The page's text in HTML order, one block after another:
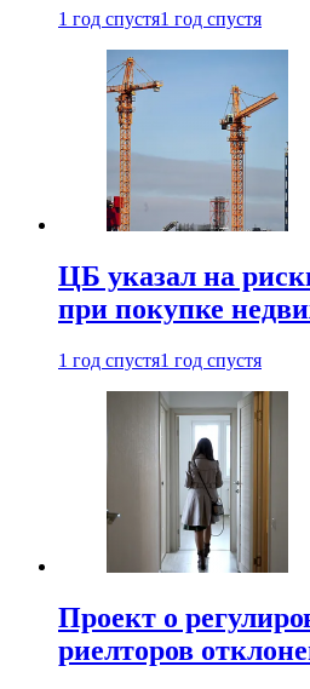
1 год спустя1 год спустя
ЦБ указал на
при покупке
1 год спустя1 год спустя
Проект о
риелторов